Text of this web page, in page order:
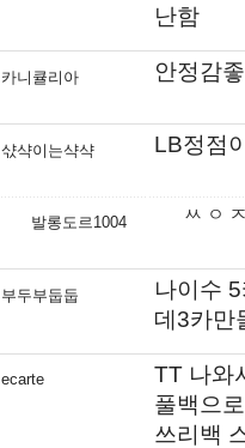
난함
카니큘리아 안정감
샧샥이는샥샥 LB정점
발롱도르1004 ㅆ ㅇ
부두부둡둡
나이수
데3카만
ecarte
TT 나와
풀백으
쓰리백